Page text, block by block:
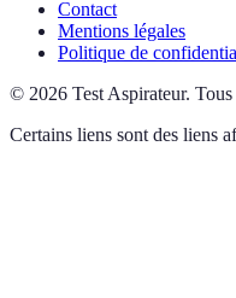
Contact
Mentions légales
Politique de
© 2026 Test Aspirateur. Tous
Certains liens sont des liens